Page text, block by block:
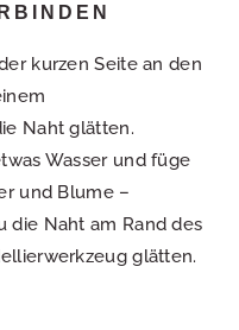
kurzen Seite an den
Naht glätten.
Wasser und füge
und Blume –
die Naht am Rand des
glätten.